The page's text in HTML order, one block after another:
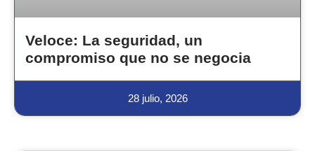
Veloce: La seguridad, un
compromiso que no se negocia
28 julio, 2026